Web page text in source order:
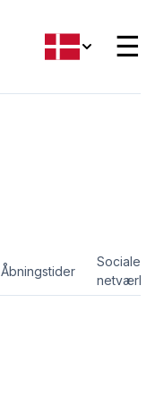
☰
Åbningstider
Sociale
netværk